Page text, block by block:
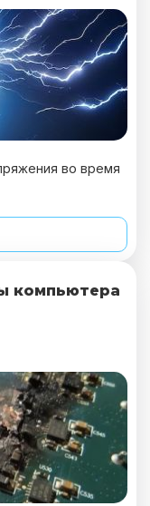
во время
компьютера